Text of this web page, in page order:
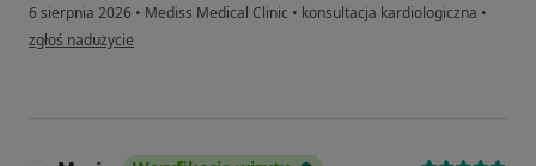
6 sierpnia 2026 • Mediss Medical Clinic • konsultacja kardiologiczna •
w opinii użytkownika Sylwia Langowska
zgłoś nadużycie